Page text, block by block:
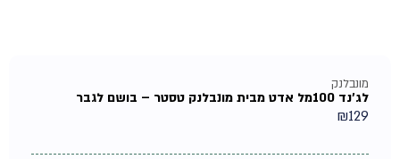
מונבלנק
לג'נד 100מל אדט מבית מונבלנק טסטר – בושם לגבר
₪129